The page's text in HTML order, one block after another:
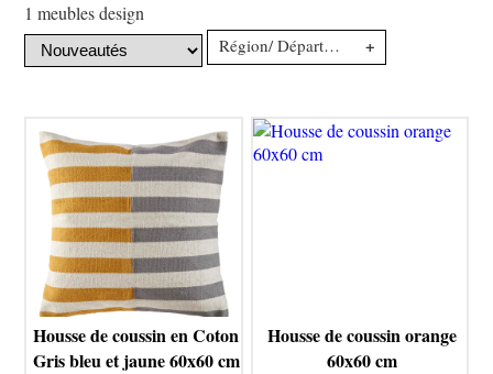
1 meubles design
Région/ Département +
Housse de coussin en Coton
Gris bleu et jaune 60x60 cm
Housse de coussin orange
60x60 cm